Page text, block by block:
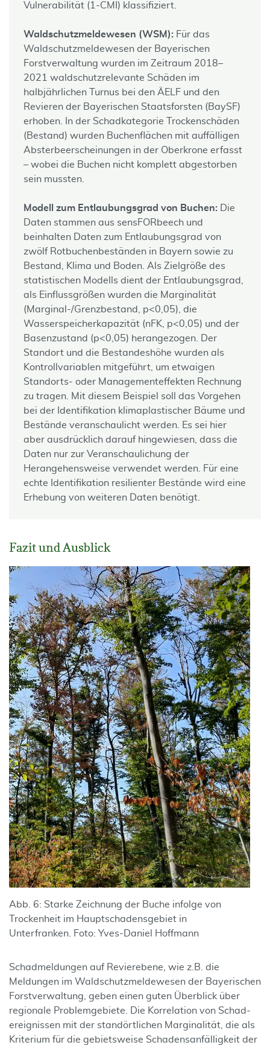
Vulnerabilität (1-CMI) klassifiziert.
Waldschutzmeldewesen (WSM): Für das
Waldschutzmeldewesen der Bayerischen
Forstverwaltung wurden im Zeitraum 2018–
2021 waldschutzrelevante Schäden im
halbjährlichen Turnus bei den ÄELF und den
Revieren der Bayerischen Staatsforsten (BaySF)
erhoben. In der Schadkategorie Trockenschäden
(Bestand) wurden Buchenflächen mit auffälligen
Absterbeerscheinungen in der Oberkrone erfasst
– wobei die Buchen nicht komplett abgestorben
sein mussten.
Modell zum Entlaubungsgrad von Buchen:
Die
Daten stammen aus sensFORbeech und
beinhalten Daten zum Entlaubungsgrad von
zwölf Rotbuchenbeständen in Bayern sowie zu
Bestand, Klima und Boden. Als Zielgröße des
statistischen Modells dient der Entlaubungsgrad,
als Einflussgrößen wurden die Marginalität
(Marginal-/Grenzbestand, p<0,05), die
Wasserspeicherkapazität (nFK, p<0,05) und der
Basenzustand (p<0,05) herangezogen. Der
Standort und die Bestandeshöhe wurden als
Kontrollvariablen mitgeführt, um etwaigen
Standorts- oder Managementeffekten Rechnung
zu tragen. Mit diesem Beispiel soll das Vorgehen
bei der Identifikation klimaplastischer Bäume und
Bestände veranschaulicht werden. Es sei hier
aber ausdrücklich darauf hingewiesen, dass die
Daten nur zur Veranschaulichung der
Herangehensweise verwendet werden. Für eine
echte Identifikation resilienter Bestände wird eine
Erhebung von weiteren Daten benötigt.
Fazit und Ausblick
Abb. 6: Starke Zeichnung der Buche infolge von
Trockenheit im Hauptschadensgebiet in
Unterfranken. Foto: Yves-Daniel Hoffmann
Schadmeldungen auf Revierebene, wie z.B. die
Meldungen im Wald­schutz­melde­wesen der Bayeri­schen
Forst­verwaltung, geben einen guten Über­blick über
regionale Problem­gebiete. Die Korrelation von Schad­
ereignissen mit der stand­örtlichen Marginalität, die als
Kriterium für die gebietsweise Schadens­anfälligkeit der